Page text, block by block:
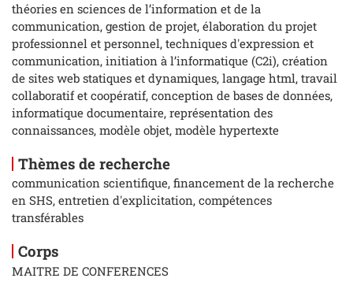
théories en sciences de l’information et de la
communication, gestion de projet, élaboration du projet
professionnel et personnel, techniques d'expression et
communication, initiation à l’informatique (C2i), création
de sites web statiques et dynamiques, langage html, travail
collaboratif et coopératif, conception de bases de données,
informatique documentaire, représentation des
connaissances, modèle objet, modèle hypertexte
Thèmes de recherche
communication scientifique, financement de la recherche
en SHS, entretien d'explicitation, compétences
transférables
Corps
MAITRE DE CONFERENCES